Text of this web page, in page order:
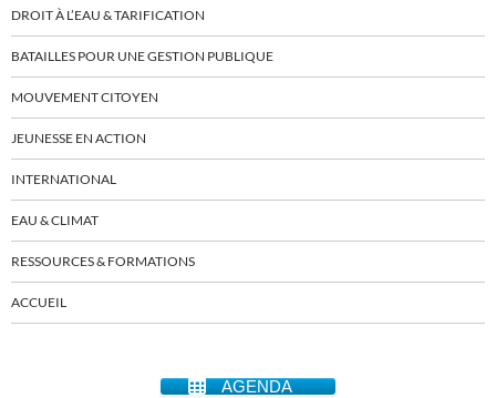
DROIT À L’EAU & TARIFICATION
BATAILLES POUR UNE GESTION PUBLIQUE
MOUVEMENT CITOYEN
JEUNESSE EN ACTION
INTERNATIONAL
EAU & CLIMAT
RESSOURCES & FORMATIONS
ACCUEIL
AGENDA